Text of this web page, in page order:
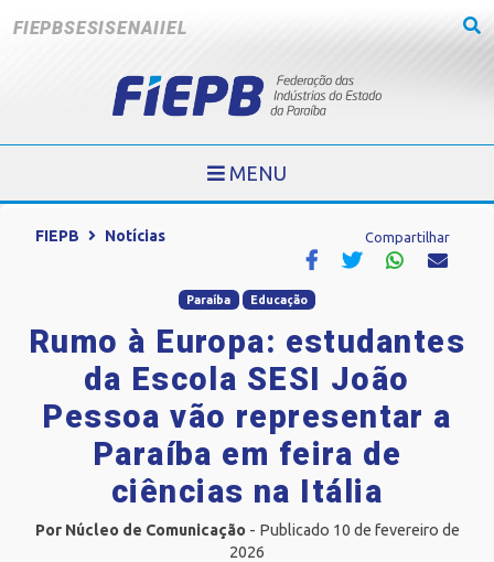
FIEPBSESISENAIIEL
MENU
FIEPB Notícias Compartilhar
Paraíba Educação
Rumo à Europa: estudantes
da Escola SESI João
Pessoa vão representar a
Paraíba em feira de
ciências na Itália
Por Núcleo de Comunicação- Publicado 10 de fevereiro de
2026